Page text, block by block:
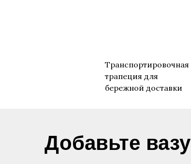
Транспортировочная
трапеция для
бережной доставки
​Добавьте вазу